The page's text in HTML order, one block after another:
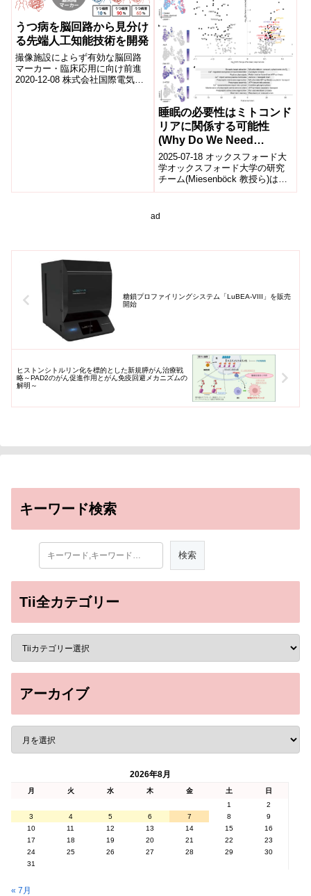
うつ病を脳回路から見分け
る先端人工知能技術を開発
撮像施設によらず有効な脳回路
マーカー・臨床応用に向け前進
2020-12-08 株式会社国際電気通
睡眠の必要性はミトコンド
リアに関係する可能性
(Why Do We Need
Sleep? The Answer May
Lie in Mitochondria)
2025-07-18 オックスフォード大
学オックスフォード大学の研究
チーム(Miesenböck 教授ら)は、
ヒトや動物の“睡眠欲求”の物理的
ad
糖鎖プロファイリングシステム「LuBEA-VIII」を販売
開始
ヒストンシトルリン化を標的とした新規膵がん治療戦
略～PAD2のがん促進作用とがん免疫回避メカニズムの
解明～
キーワード検索
Tii全カテゴリー
アーカイブ
2026年8月
月 火 水 木 金 土
日
1
2
3
4 5 6 7 8
9
10
11 12 13 14 15
16
17
18 19 20 21 22
23
24
25 26 27 28 29
30
31
« 7月